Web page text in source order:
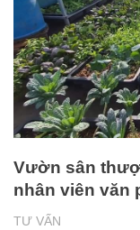
TƯ VẤN
Vườn sân
nhân viên văn